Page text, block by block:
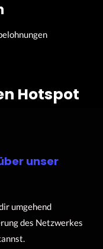
Hotspot
unser
umgehend
des Netzwerkes